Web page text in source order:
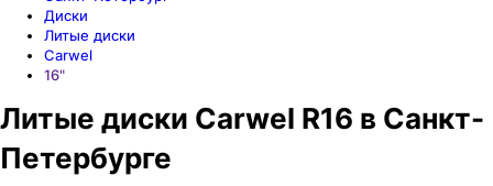
Диски
Литые диски
Carwel
16"
Литые диски Carwel R16 в Санкт-
Петербурге